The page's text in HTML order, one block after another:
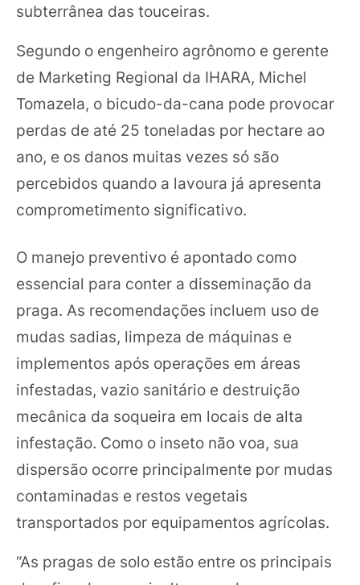
subterrânea das touceiras.
Segundo o engenheiro agrônomo e gerente
de Marketing Regional da IHARA, Michel
Tomazela, o bicudo-da-cana pode provocar
perdas de até 25 toneladas por hectare ao
ano, e os danos muitas vezes só são
percebidos quando a lavoura já apresenta
comprometimento significativo.
O manejo preventivo é apontado como
essencial para conter a disseminação da
praga. As recomendações incluem uso de
mudas sadias, limpeza de máquinas e
implementos após operações em áreas
infestadas, vazio sanitário e destruição
mecânica da soqueira em locais de alta
infestação. Como o inseto não voa, sua
dispersão ocorre principalmente por mudas
contaminadas e restos vegetais
transportados por equipamentos agrícolas.
“As pragas de solo estão entre os principais